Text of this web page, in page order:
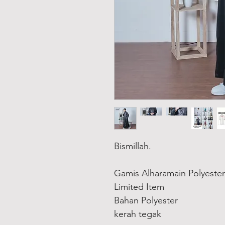
Bismillah.
Gamis Alharamain
Limited Item
Bahan Polyester
kerah tegak